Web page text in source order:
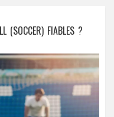
(SOCCER) FIABLES ?